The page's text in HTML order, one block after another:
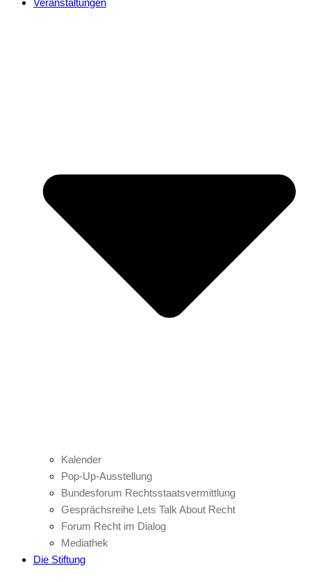
Veranstaltungen
Kalender
Pop-Up-Ausstellung
Bundesforum Rechtsstaatsvermittlung
Gesprächsreihe Lets Talk About Recht
Forum Recht im Dialog
Mediathek
Die Stiftung